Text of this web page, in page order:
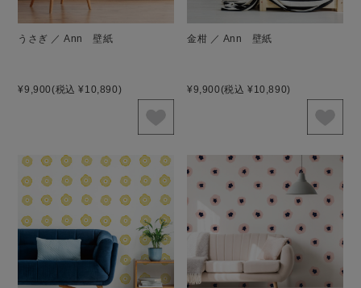
うさぎ ／ Ann 壁紙
¥9,900(税込 ¥10,890)
金柑 ／ Ann 壁紙
¥9,900(税込 ¥10,890)